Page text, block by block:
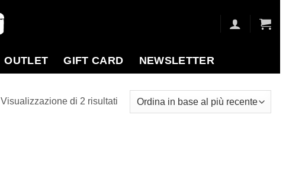
OUTLET GIFT CARD NEWSLETTER
Visualizzazione di 2 risultatiOrdina